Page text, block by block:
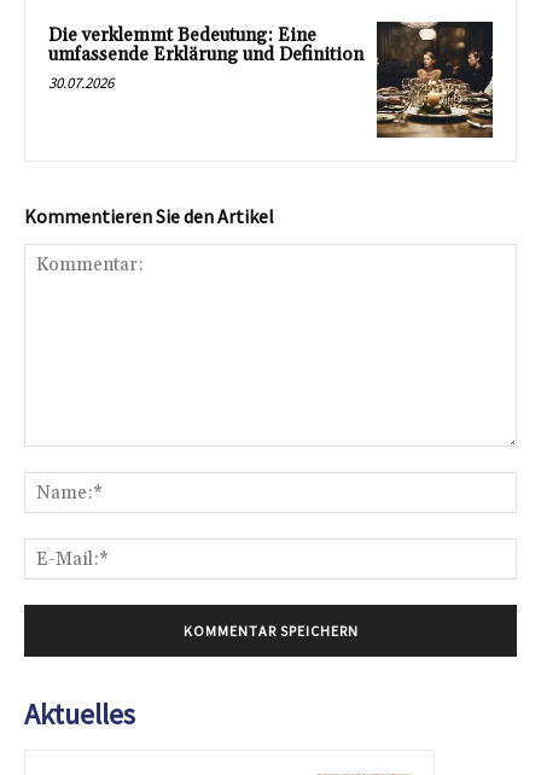
Die verklemmt Bedeutung: Eine
umfassende Erklärung und Definition
30.07.2026
Kommentieren Sie den Artikel
Aktuelles